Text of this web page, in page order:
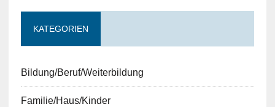
KATEGORIEN
Bildung/Beruf/Weiterbildung
Familie/Haus/Kinder